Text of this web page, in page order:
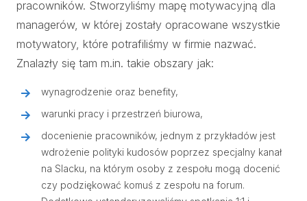
pracowników. Stworzyliśmy mapę motywacyjną dla
managerów, w której zostały opracowane wszystkie
motywatory, które potrafiliśmy w firmie nazwać.
Znalazły się tam m.in. takie obszary jak:
wynagrodzenie oraz benefity,
warunki pracy i przestrzeń biurowa,
docenienie pracowników, jednym z przykładów jest
wdrożenie polityki kudosów poprzez specjalny kanał
na Slacku, na którym osoby z zespołu mogą docenić
czy podziękować komuś z zespołu na forum.